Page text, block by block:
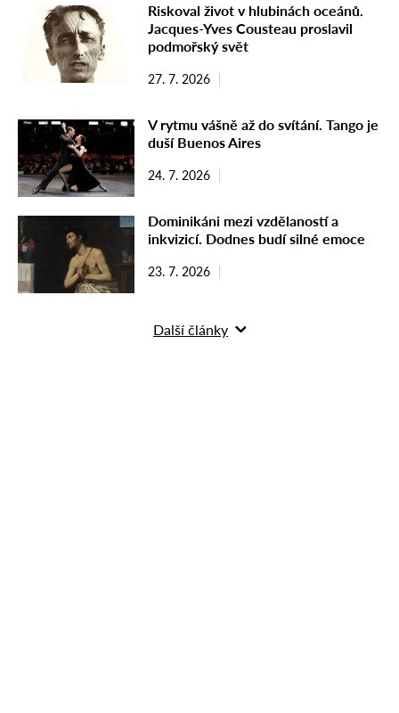
Riskoval život v hlubinách oceánů.
Jacques-Yves Cousteau proslavil
podmořský svět
27. 7. 2026
V rytmu vášně až do svítání. Tango je
duší Buenos Aires
24. 7. 2026
Dominikáni mezi vzdělaností a
inkvizicí. Dodnes budí silné emoce
23. 7. 2026
Další články